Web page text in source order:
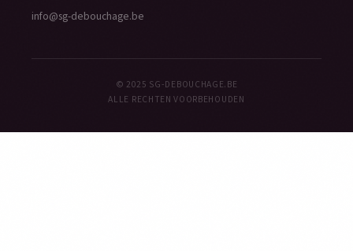
info@sg-debouchage.be
© 2025 SG-DEBOUCHAGE.BE
ALLE RECHTEN VOORBEHOUDEN